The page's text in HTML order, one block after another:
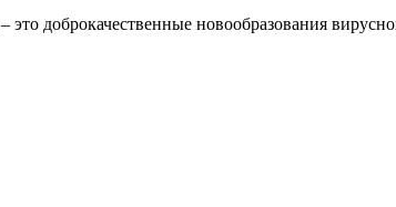
– это доброкачественные новообразования